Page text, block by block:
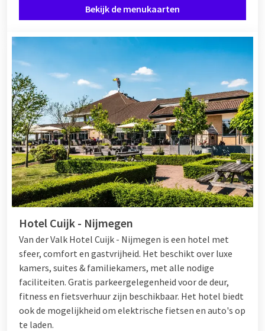
Bekijk de menukaarten
Hotel Cuijk - Nijmegen
Van der Valk Hotel Cuijk - Nijmegen is een hotel met
sfeer, comfort en gastvrijheid. Het beschikt over luxe
kamers, suites & familiekamers, met alle nodige
faciliteiten. Gratis parkeergelegenheid voor de deur,
fitness en fietsverhuur zijn beschikbaar. Het hotel biedt
ook de mogelijkheid om elektrische fietsen en auto's op
te laden.